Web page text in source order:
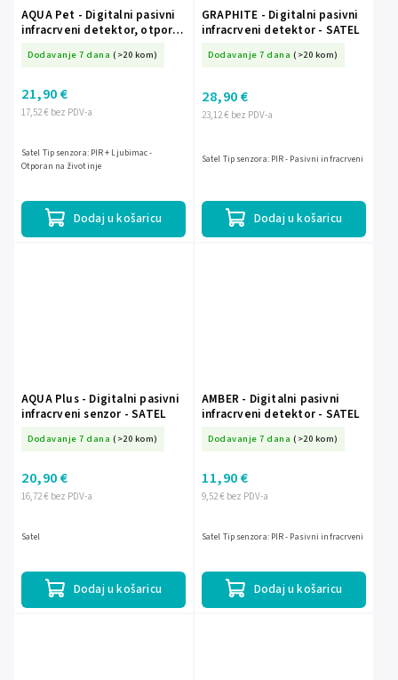
AQUA Pet - Digitalni pasivni
infracrveni detektor, otporan
Dodavanje 7 dana (>20 kom)
17,52 € bez PDV-a
21,90 €
Dodaj u košaricu
Satel Tip senzora: PIR + Ljubimac -
Otporan na životinje
GRAPHITE - Digitalni pasivni
infracrveni detektor - SATEL
Dodavanje 7 dana (>20 kom)
23,12 € bez PDV-a
28,90 €
Dodaj u košaricu
Satel Tip senzora: PIR - Pasivni infracrveni
AQUA Plus - Digitalni pasivni
infracrveni senzor - SATEL
Dodavanje 7 dana (>20 kom)
16,72 € bez PDV-a
20,90 €
Dodaj u košaricu
Satel
AMBER - Digitalni pasivni
infracrveni detektor - SATEL
Dodavanje 7 dana (>20 kom)
9,52 € bez PDV-a
11,90 €
Dodaj u košaricu
Satel Tip senzora: PIR - Pasivni infracrveni